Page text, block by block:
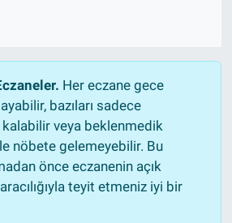
Her eczane gece
bazıları sadece
veya beklenmedik
nöbete gelemeyebilir. Bu
önce eczanenin açık
teyit etmeniz iyi bir